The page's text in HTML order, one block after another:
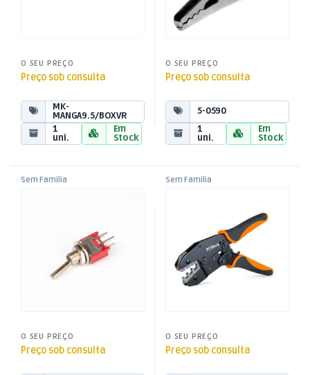
O SEU PREÇO
Preço sob consulta
MK-
MANGA9.5/BOXVR
1
uni.
Em
Stock
O SEU PREÇO
Preço sob consulta
5-0590
1
uni.
Em
Stock
Sem Familia
O SEU PREÇO
Preço sob consulta
Sem Familia
O SEU PREÇO
Preço sob consulta